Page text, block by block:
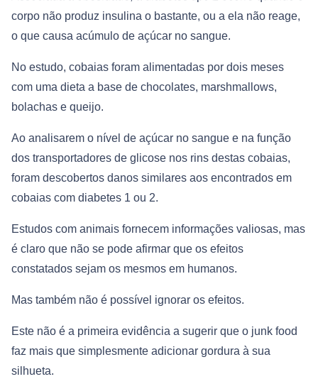
corpo não produz insulina o bastante, ou a ela não reage,
o que causa acúmulo de açúcar no sangue.
No estudo, cobaias foram alimentadas por dois meses
com uma dieta a base de chocolates, marshmallows,
bolachas e queijo.
Ao analisarem o nível de açúcar no sangue e na função
dos transportadores de glicose nos rins destas cobaias,
foram descobertos danos similares aos encontrados em
cobaias com diabetes 1 ou 2.
Estudos com animais fornecem informações valiosas, mas
é claro que não se pode afirmar que os efeitos
constatados sejam os mesmos em humanos.
Mas também não é possível ignorar os efeitos.
Este não é a primeira evidência a sugerir que o junk food
faz mais que simplesmente adicionar gordura à sua
silhueta.